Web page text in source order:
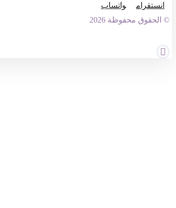
انستقرام
واتساب
© الحقوق محفوظة 2026